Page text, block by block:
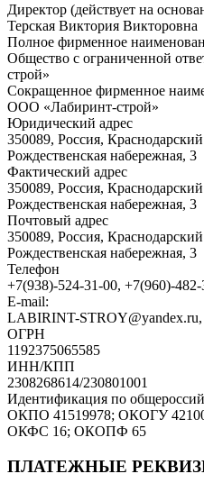
Директор (действует на
Терская Виктория Викторовна
Полное фирменное
Общество с ограниченной
строй»
Сокращенное фирменное
ООО «Лабиринт-строй»
Юридический адрес
350089, Россия,
Рождественская набережная, 3
Фактический адрес
350089, Россия,
Рождественская набережная, 3
Почтовый адрес
350089, Россия,
Рождественская набережная, 3
Телефон
+7(938)-524-31-00, +7(960)-
E-mail:
LABIRINT-STROY@yandex.ru,
ОГРН
1192375065585
ИНН/КПП
2308268614/230801001
Идентификация по
ОКПО 41519978; ОКОГУ
ОКФС 16; ОКОПФ 65
ПЛАТЕЖНЫЕ